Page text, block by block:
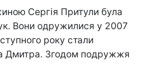
Сергія Притули була
Вони одружилися у 2007
року стали
Дмитра. Згодом подружжя